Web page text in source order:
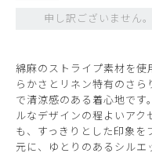
申し訳ございません
綿麻のストライプ素材を使
らかさとリネン特有のさ
で清涼感のある着心地です
ルなデザインの程よいア
も、すっきりとした印象を
元に、ゆとりのあるシルエ